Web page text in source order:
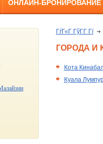
ОНЛАЙН-БРОНИРОВАНИЕ
ГѓГ«Г ГўГ­Г Гї
ГОРОДА И
Кота
Куала